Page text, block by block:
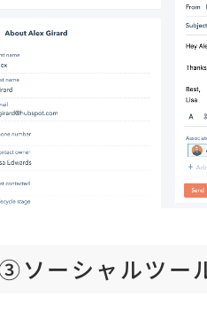
ソーシャルツー